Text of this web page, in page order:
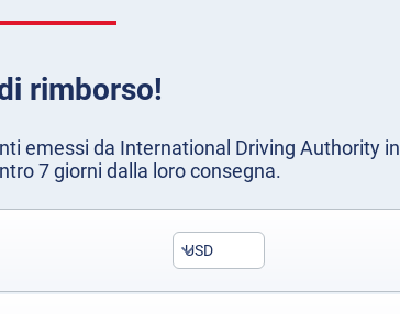
rimborso!
emessi da International Driving Authority in
7 giorni dalla loro consegna.
USD